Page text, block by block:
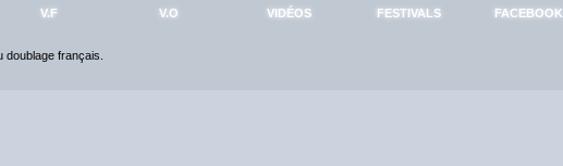
V.F V.O VIDÉOS FESTIVALS FACEBOOK
doublage français.